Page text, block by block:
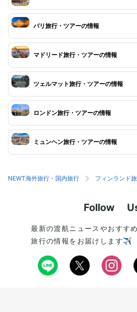
パリ旅行・ツアーの情報
マドリード旅行・ツアーの情報
ツェルマット旅行・ツアーの情報
ロンドン旅行・ツアーの情報
ミュンヘン旅行・ツアーの情報
NEWT海外旅行・国内旅行 フィンランド
Follow
最新の渡航ニュースやおすす
旅行の情報をお届けします✈️